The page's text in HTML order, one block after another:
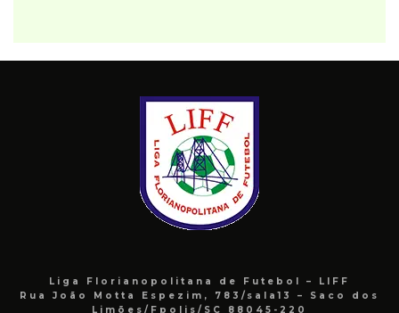
Liga Florianopolitana de Futebol – LIFF
Rua João Motta Espezim, 783/sala13 – Saco dos
Limões/Fpolis/SC 88045-220